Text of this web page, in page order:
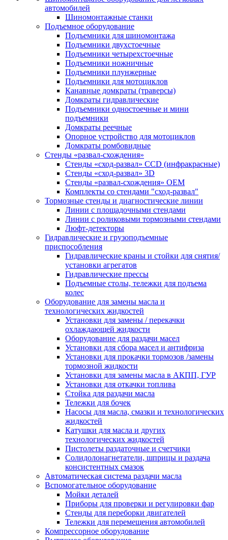
автомобилей
Шиномонтажные станки
Подъемное оборудование
Подъемники для шиномонтажа
Подъемники двухстоечные
Подъемники четырехстоечные
Подъемники ножничные
Подъемники плунжерные
Подъемники для мотоциклов
Канавные домкраты (траверсы)
Домкраты гидравлические
Подъемники одностоечные и мини
подъемники
Домкраты реечные
Опорное устройство для мотоциклов
Домкраты ромбовидные
Стенды «развал-схождения»
Стенды «сход-развал» CCD (инфракрасные)
Стенды «сход-развал» 3D
Стенды «развал-схождения» ОЕМ
Комплекты со стендами "сход-развал"
Тормозные стенды и диагностические линии
Линии с площадочными стендами
Линии с роликовыми тормозными стендами
Люфт-детекторы
Гидравлические и грузоподъемные
приспособления
Гидравлические краны и стойки для снятия/
установки агрегатов
Гидравлические прессы
Подъемные столы, тележки для подъема
колес
Оборудование для замены масла и
технологических жидкостей
Установки для замены / перекачки
охлаждающей жидкости
Оборудование для раздачи масел
Установки для сбора масел и антифриза
Установки для прокачки тормозов /замены
тормозной жидкости
Установки для замены масла в АКПП, ГУР
Установки для откачки топлива
Стойка для раздачи масла
Тележки для бочек
Насосы для масла, смазки и технологических
жидкостей
Катушки для масла и других
технологических жидкостей
Пистолеты раздаточные и счетчики
Солидолонагнетатели, шприцы и раздача
консистентных смазок
Автоматическая система раздачи масла
Вспомогательное оборудование
Мойки деталей
Приборы для проверки и регулировки фар
Стенды для переборки двигателей
Тележки для перемещения автомобилей
Компрессорное оборудование